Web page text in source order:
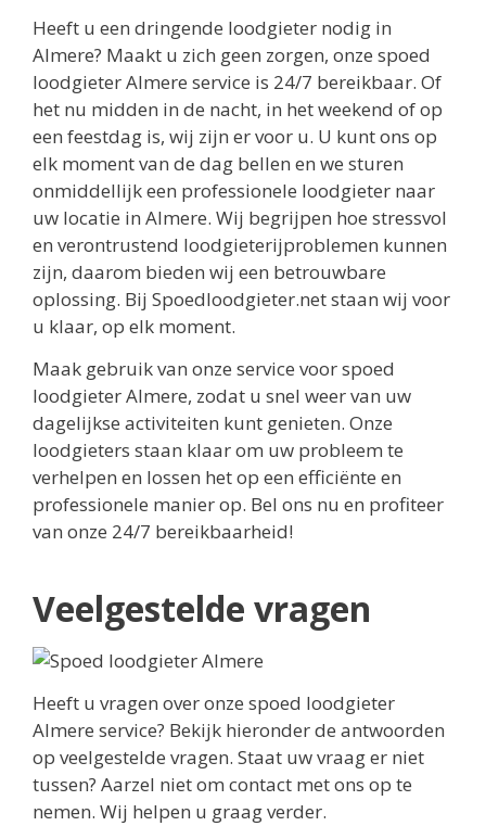
Heeft u een dringende loodgieter nodig in
Almere? Maakt u zich geen zorgen, onze spoed
loodgieter Almere service is 24/7 bereikbaar. Of
het nu midden in de nacht, in het weekend of op
een feestdag is, wij zijn er voor u. U kunt ons op
elk moment van de dag bellen en we sturen
onmiddellijk een professionele loodgieter naar
uw locatie in Almere. Wij begrijpen hoe stressvol
en verontrustend loodgieterijproblemen kunnen
zijn, daarom bieden wij een betrouwbare
oplossing. Bij Spoedloodgieter.net staan wij voor
u klaar, op elk moment.
Maak gebruik van onze service voor spoed
loodgieter Almere, zodat u snel weer van uw
dagelijkse activiteiten kunt genieten. Onze
loodgieters staan klaar om uw probleem te
verhelpen en lossen het op een efficiënte en
professionele manier op. Bel ons nu en profiteer
van onze 24/7 bereikbaarheid!
Veelgestelde vragen
Heeft u vragen over onze spoed loodgieter
Almere service? Bekijk hieronder de antwoorden
op veelgestelde vragen. Staat uw vraag er niet
tussen? Aarzel niet om contact met ons op te
nemen. Wij helpen u graag verder.